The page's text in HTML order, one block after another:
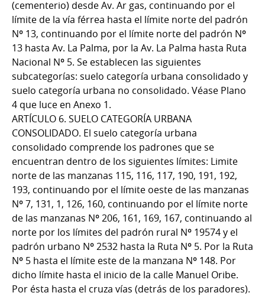
(cementerio) desde Av. Ar gas, continuando por el
límite de la vía férrea hasta el límite norte del padrón
Nº 13, continuando por el límite norte del padrón Nº
13 hasta Av. La Palma, por la Av. La Palma hasta Ruta
Nacional Nº 5. Se establecen las siguientes
subcategorías: suelo categoría urbana consolidado y
suelo categoría urbana no consolidado. Véase Plano
4 que luce en Anexo 1.
ARTÍCULO 6. SUELO CATEGORÍA URBANA
CONSOLIDADO. El suelo categoría urbana
consolidado comprende los padrones que se
encuentran dentro de los siguientes límites: Limite
norte de las manzanas 115, 116, 117, 190, 191, 192,
193, continuando por el límite oeste de las manzanas
Nº 7, 131, 1, 126, 160, continuando por el límite norte
de las manzanas Nº 206, 161, 169, 167, continuando al
norte por los límites del padrón rural Nº 19574 y el
padrón urbano Nº 2532 hasta la Ruta Nº 5. Por la Ruta
Nº 5 hasta el límite este de la manzana Nº 148. Por
dicho límite hasta el inicio de la calle Manuel Oribe.
Por ésta hasta el cruza vías (detrás de los paradores).